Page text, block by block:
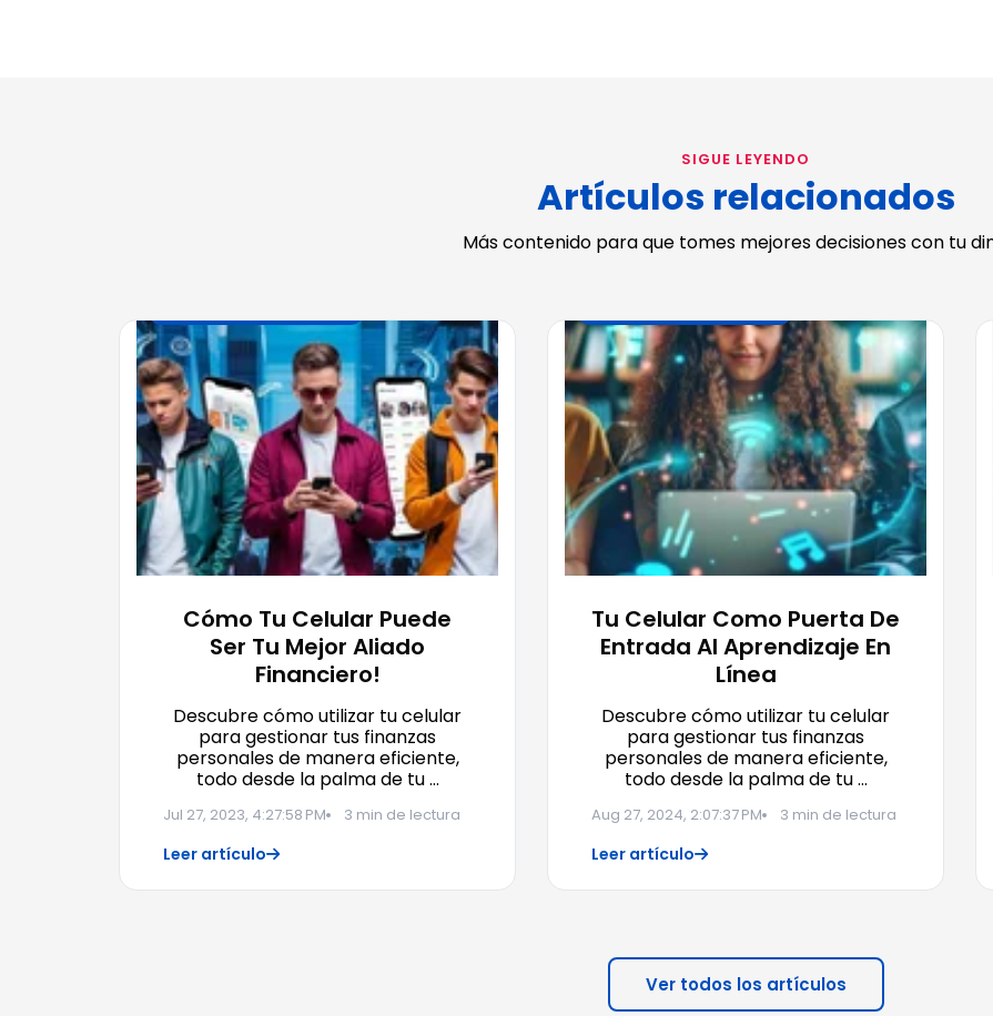
SIGUE LEYENDO
Artículos relacionados
Más contenido para que tomes mejores decisiones con tu
Cómo Tu Celular Puede
Ser Tu Mejor Aliado
Financiero!
Descubre cómo utilizar tu celular
para gestionar tus finanzas
personales de manera eficiente,
todo desde la palma de tu …
Jul 27, 2023, 4:27:58 PM 3 min de lectura
Leer artículo
Tu Celular Como Puerta De
Entrada Al Aprendizaje En
Línea
Descubre cómo utilizar tu celular
para gestionar tus finanzas
personales de manera eficiente,
todo desde la palma de tu …
Aug 27, 2024, 2:07:37 PM 3 min de lectura
Leer artículo
Ver todos los artículos